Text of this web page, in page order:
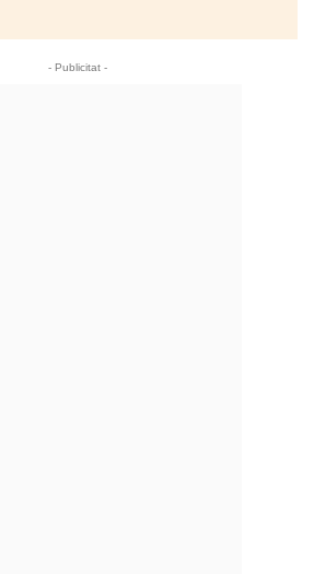
- Publicitat -